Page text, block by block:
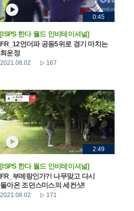
0:45
[ISPS 한다 월드 인비테이셔널]
FR_12언더파 공동5위로 경기 마치는
최운정
2021.08.02 167
2:49
[ISPS 한다 월드 인비테이셔널]
FR_부메랑인가?! 나무맞고 다시
돌아온 조던스미스의 세컨샷!
2021.08.02 171